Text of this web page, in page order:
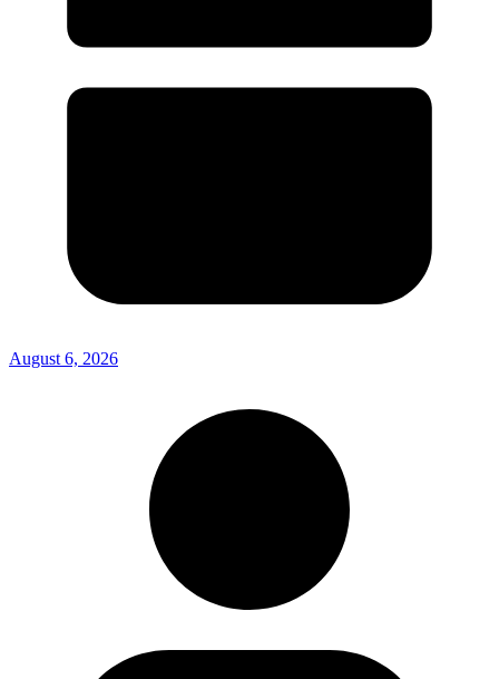
August 6, 2026